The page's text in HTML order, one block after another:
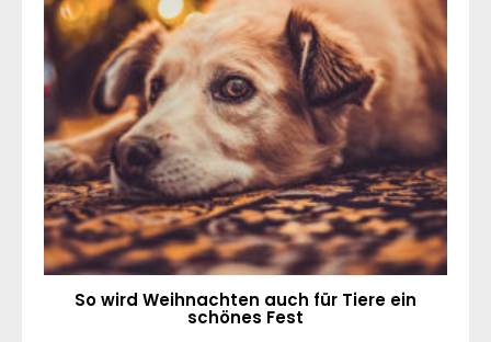
So wird Weihnachten auch für Tiere ein
schönes Fest